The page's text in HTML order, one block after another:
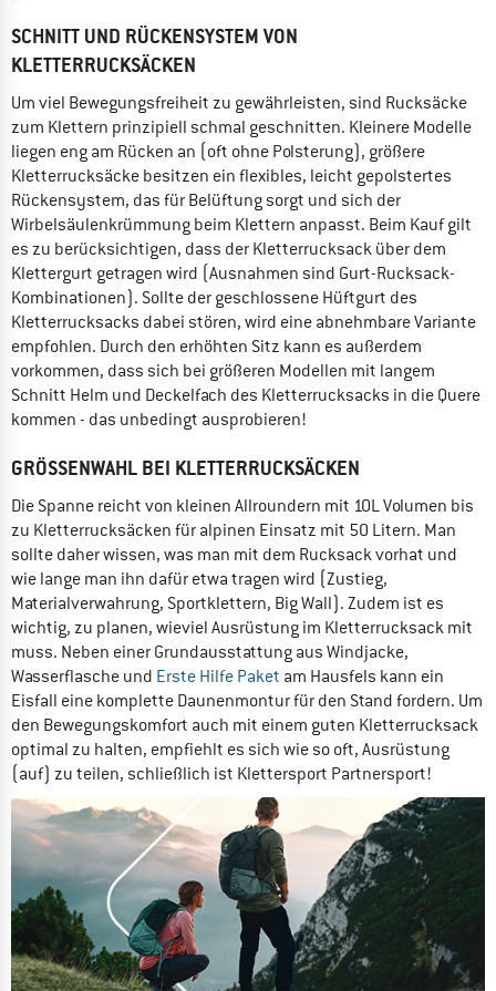
SCHNITT UND RÜCKENSYSTEM VON
KLETTERRUCKSÄCKEN
Um viel Bewegungsfreiheit zu gewährleisten, sind Rucksäcke
zum Klettern prinzipiell schmal geschnitten. Kleinere Modelle
liegen eng am Rücken an (oft ohne Polsterung), größere
Kletterrucksäcke besitzen ein flexibles, leicht gepolstertes
Rückensystem, das für Belüftung sorgt und sich der
Wirbelsäulenkrümmung beim Klettern anpasst. Beim Kauf gilt
es zu berücksichtigen, dass der Kletterrucksack über dem
Klettergurt getragen wird (Ausnahmen sind Gurt-Rucksack-
Kombinationen). Sollte der geschlossene Hüftgurt des
Kletterrucksacks dabei stören, wird eine abnehmbare Variante
empfohlen. Durch den erhöhten Sitz kann es außerdem
vorkommen, dass sich bei größeren Modellen mit langem
Schnitt Helm und Deckelfach des Kletterrucksacks in die Quere
kommen - das unbedingt ausprobieren!
GRÖSSENWAHL BEI KLETTERRUCKSÄCKEN
Die Spanne reicht von kleinen Allroundern mit 10L Volumen bis
zu Kletterrucksäcken für alpinen Einsatz mit 50 Litern. Man
sollte daher wissen, was man mit dem Rucksack vorhat und
wie lange man ihn dafür etwa tragen wird (Zustieg,
Materialverwahrung, Sportklettern, Big Wall). Zudem ist es
wichtig, zu planen, wieviel Ausrüstung im Kletterrucksack mit
muss. Neben einer Grundausstattung aus Windjacke,
Wasserflasche und Erste Hilfe Paket am Hausfels kann ein
Eisfall eine komplette Daunenmontur für den Stand fordern. Um
den Bewegungskomfort auch mit einem guten Kletterrucksack
optimal zu halten, empfiehlt es sich wie so oft, Ausrüstung
(auf) zu teilen, schließlich ist Klettersport Partnersport!